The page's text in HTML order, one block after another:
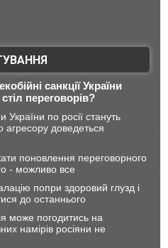
санкції України
переговорів?
України по росії стануть
доведеться
поновлення переговорного
- можливо все
попри здоровий глузд і
до останнього
може погодитись на
намірів росіяни не